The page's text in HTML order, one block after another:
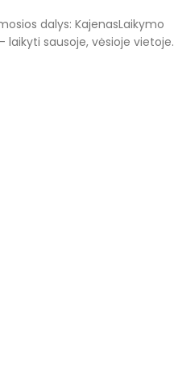
dalys: KajenasLaikymo
laikyti sausoje, vėsioje vietoje.